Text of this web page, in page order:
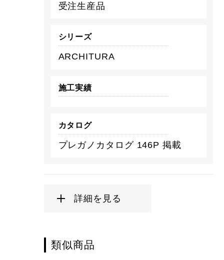
受注生産品
シリーズ
ARCHITURA
施工実績
カタログ
プレガノカタログ 146P 掲載
詳細を見る
類似商品